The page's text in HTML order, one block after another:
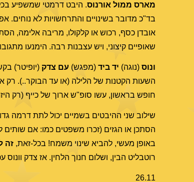
מארס ממול אורנוס. היבט דרמטי שמשפיע בכל
בד"כ מדובר בשינויים והתרחשויות לא נוחים.
אובדן כסף, רכוש או קלקולו, מריבה אלימה,
שאופיים קיצוני, ויש עצבנות רבה. הימנעו
ונוס (נוגה) יד ביד (מפגש) עם צדק (יופיטר)
השעות הקטנות של הלילה (או עד הבוקר..). רק
חופש בראשון, עשו סופ"ש ארוך של כייף (רק
שילוב שני ההיבטים בשמיים יכול לתת דרמה
הסתכן או הגזים (זכרו משפטים כמו: אם שותים
באופן מעשי, להביא שינוי משמח! בכל-זאת, זה
רוטבליט הבין, ושלום חנוך הלחין. אז צדק
26.11